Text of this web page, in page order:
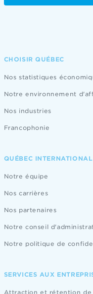
CHOISIR QUÉBEC
Nos statistiques
Notre environnement
Nos industries
Francophonie
QUÉBEC INTERNATIONAL
Notre équipe
Nos carrières
Nos partenaires
Notre conseil
Notre politique de
SERVICES AUX
Attraction et rétention de